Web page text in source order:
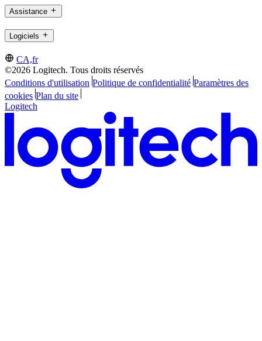
Assistance
Logiciels
CA,fr
©2026 Logitech. Tous droits réservés
Conditions d'utilisation Politique de confidentialité Paramètres des
cookies Plan du site
Logitech